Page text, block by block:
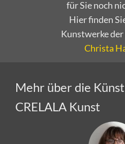
Hier finden
Kunstwerke
Christa
CRELALA Kunst